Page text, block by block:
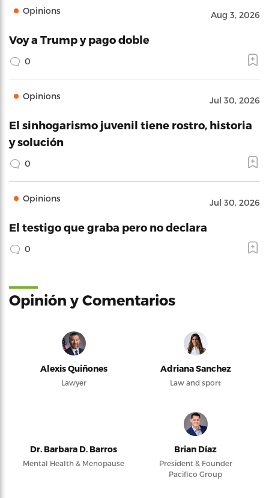
Opinions Aug 3, 2026
Voy a Trump y pago doble
0
Opinions Jul 30, 2026
El sinhogarismo juvenil tiene rostro, historia
y solución
0
Opinions Jul 30, 2026
El testigo que graba pero no declara
0
Opinión y Comentarios
Alexis Quiñones
Lawyer
Adriana Sanchez
Law and sport
Dr. Barbara D. Barros
Mental Health & Menopause
Brian Díaz
President & Founder
Pacifico Group